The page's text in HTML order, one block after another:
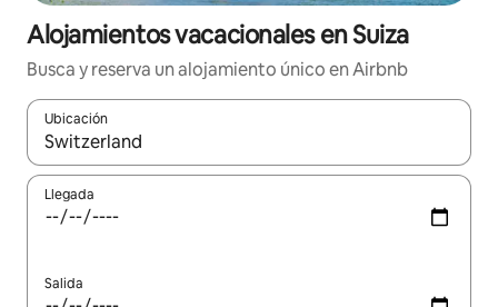
Alojamientos vacacionales en Suiza
Busca y reserva un alojamiento único en Airbnb
Ubicación
Cuando los resultados estén disponibles, podrás navegar
Llegada
Salida